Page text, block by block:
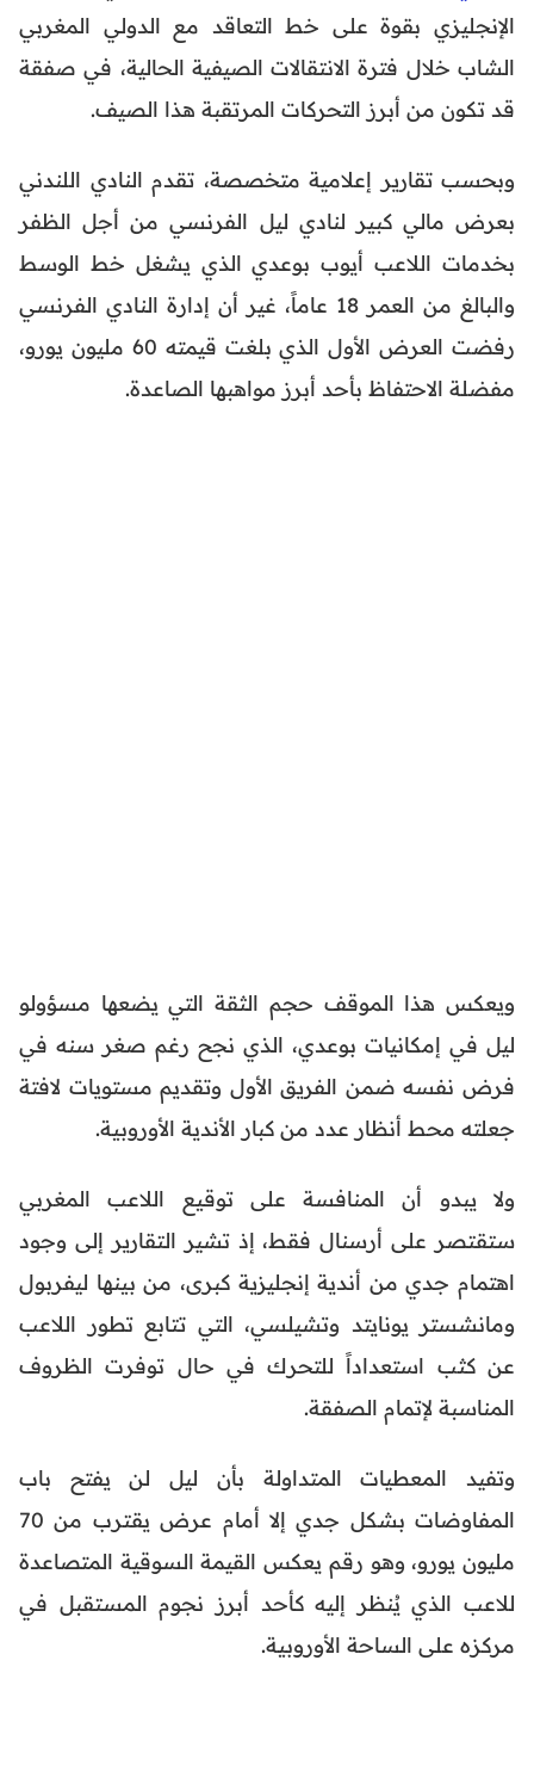
الإنجليزي بقوة على خط التعاقد مع الدولي المغربي
الشاب خلال فترة الانتقالات الصيفية الحالية، في صفقة
قد تكون من أبرز التحركات المرتقبة هذا الصيف.
وبحسب تقارير إعلامية متخصصة، تقدم النادي اللندني
بعرض مالي كبير لنادي ليل الفرنسي من أجل الظفر
بخدمات اللاعب أيوب بوعدي الذي يشغل خط الوسط
والبالغ من العمر 18 عاماً، غير أن إدارة النادي الفرنسي
رفضت العرض الأول الذي بلغت قيمته 60 مليون يورو،
مفضلة الاحتفاظ بأحد أبرز مواهبها الصاعدة.
ويعكس هذا الموقف حجم الثقة التي يضعها مسؤولو
ليل في إمكانيات بوعدي، الذي نجح رغم صغر سنه في
فرض نفسه ضمن الفريق الأول وتقديم مستويات لافتة
جعلته محط أنظار عدد من كبار الأندية الأوروبية.
ولا يبدو أن المنافسة على توقيع اللاعب المغربي
ستقتصر على أرسنال فقط، إذ تشير التقارير إلى وجود
اهتمام جدي من أندية إنجليزية كبرى، من بينها ليفربول
ومانشستر يونايتد وتشيلسي، التي تتابع تطور اللاعب
عن كثب استعداداً للتحرك في حال توفرت الظروف
المناسبة لإتمام الصفقة.
وتفيد المعطيات المتداولة بأن ليل لن يفتح باب
المفاوضات بشكل جدي إلا أمام عرض يقترب من 70
مليون يورو، وهو رقم يعكس القيمة السوقية المتصاعدة
للاعب الذي يُنظر إليه كأحد أبرز نجوم المستقبل في
مركزه على الساحة الأوروبية.